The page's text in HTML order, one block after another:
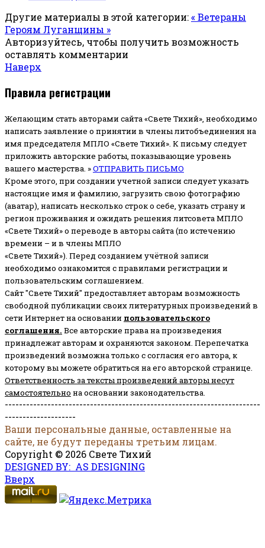
Другие материалы в этой категории:« Ветераны
Героям Луганщины »
Авторизуйтесь, чтобы получить возможность
оставлять комментарии
Наверх
Правила регистрации
Желающим стать авторами сайта «Свете Тихий», необходимо
написать заявление о принятии в члены литобъединения на
имя председателя МПЛО «Свете Тихий». К письму следует
приложить авторские работы, показывающие уровень
вашего мастерства. »ОТПРАВИТЬ ПИСЬМО
Кроме этого, при создании учетной записи следует указать
настоящие имя и фамилию, загрузить свою фотографию
(аватар), написать несколько строк о себе, указать страну и
регион проживания и ожидать решения литсовета МПЛО
«Свете Тихий» о переводе в авторы сайта (по истечению
времени – и в члены МПЛО
«Свете Тихий»). Перед созданием учётной записи
необходимо ознакомится с правилами регистрации и
пользовательским соглашением.
Сайт "Свете Тихий" предоставляет авторам возможность
свободной публикации своих литературных произведений в
сети Интернет на основании пользовательского
соглашения. Все авторские права на произведения
принадлежат авторам и охраняются законом. Перепечатка
произведений возможна только с согласия его автора, к
которому вы можете обратиться на его авторской странице.
Ответственность за тексты произведений авторы несут
самостоятельно на основании законодательства.
------------------------------------------------------------------------
--------------------
Ваши персональные данные, оставленные на
сайте, не будут переданы третьим лицам.
Copyright © 2026 Свете Тихий
DESIGNED BY: AS DESIGNING
Вверх